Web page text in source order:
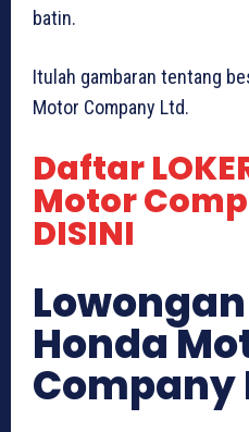
batin.
Itulah gambaran tentang
Motor Company Ltd.
Daftar
Motor
DISINI
Honda
Company